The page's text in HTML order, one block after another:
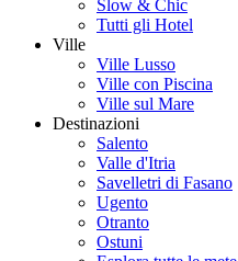
Slow & Chic
Tutti gli Hotel
Ville
Ville Lusso
Ville con Piscina
Ville sul Mare
Destinazioni
Salento
Valle d'Itria
Savelletri di Fasano
Ugento
Otranto
Ostuni